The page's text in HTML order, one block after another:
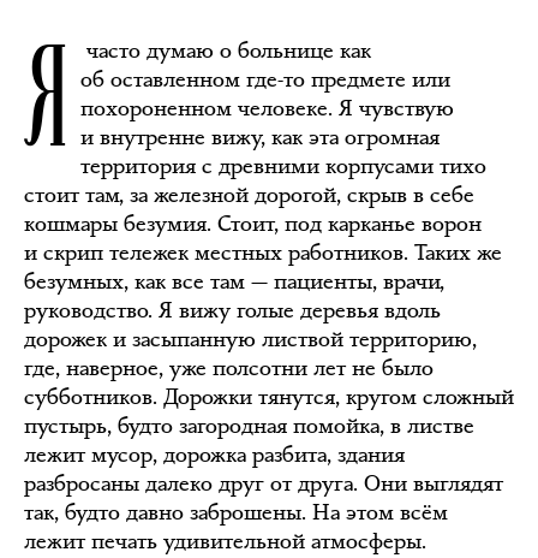
Я
часто думаю о больнице как
об оставленном где-то предмете или
похороненном человеке. Я чувствую
и внутренне вижу, как эта огромная
территория с древними корпусами тихо
стоит там, за железной дорогой, скрыв в себе
кошмары безумия. Стоит, под карканье ворон
и скрип тележек местных работников. Таких же
безумных, как все там — пациенты, врачи,
руководство. Я вижу голые деревья вдоль
дорожек и засыпанную листвой территорию,
где, наверное, уже полсотни лет не было
субботников. Дорожки тянутся, кругом сложный
пустырь, будто загородная помойка, в листве
лежит мусор, дорожка разбита, здания
разбросаны далеко друг от друга. Они выглядят
так, будто давно заброшены. На этом всём
лежит печать удивительной атмосферы.